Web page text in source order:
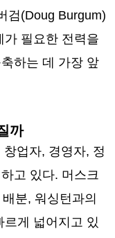
검(Doug Burgum)
가 필요한 전력을
하는 데 가장 앞
까
업자, 경영자, 정
고 있다. 머스크
분, 워싱턴과의
게 넓어지고 있